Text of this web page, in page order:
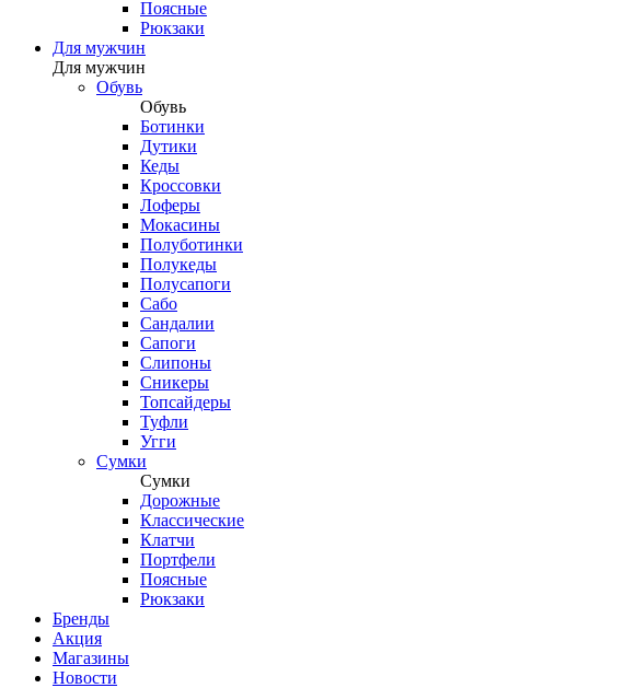
Поясные
Рюкзаки
Для мужчин
Для мужчин
Обувь
Обувь
Ботинки
Дутики
Кеды
Кроссовки
Лоферы
Мокасины
Полуботинки
Полукеды
Полусапоги
Сабо
Сандалии
Сапоги
Слипоны
Сникеры
Топсайдеры
Туфли
Угги
Сумки
Сумки
Дорожные
Классические
Клатчи
Портфели
Поясные
Рюкзаки
Бренды
Акция
Магазины
Новости